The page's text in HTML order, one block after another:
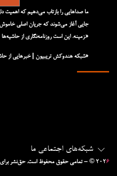
شبکه‌های اجتماعی ما
– © ۲۰۲۶ تمامی حقوق محفوظ است. حق‌نشر
جایی آغاز می‌شوند که جریان اصلی
زمینه. این است روزنامه‌نگاری از حاشیه‌ها.»
«شبکه هند‌و‌کش تریبیون | خبرهایی از حاشیه، داستان‌هایی از سرچشمه»